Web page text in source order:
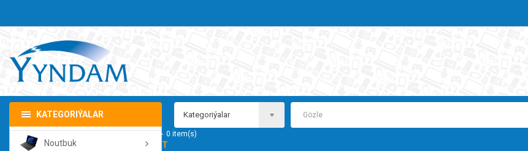
KATEGORIÝALAR
Noutbuk
Kategoriýalar
0 item(s)
- 0.00TMT